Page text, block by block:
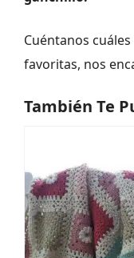
Cuéntanos
favoritas, nos
También Te